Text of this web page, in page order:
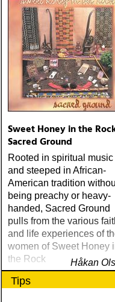
Sweet Honey in the
Sacred Ground
Rooted in spiritual music
and steeped in African-
American tradition
being preachy or heavy-
handed, Sacred Ground
pulls from the various
and life experiences of
women of Sweet Honey
the Rock
Håkan
Tips